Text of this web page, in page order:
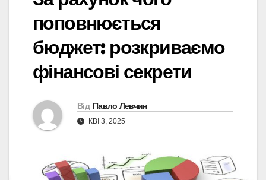
поповнюється
бюджет: розкриваємо
фінансові секрети
Від Павло Левчин
КВІ 3, 2025